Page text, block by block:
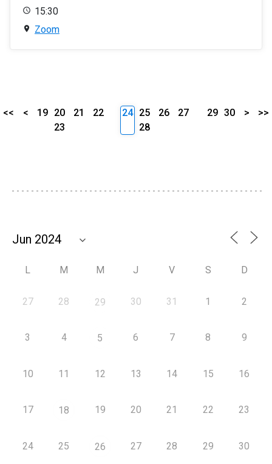
15:30
Zoom
<< < 19 20 21
22
23
24 25 26
27
28
29 30 > >>
L M M J V S D
27 28 29 30 31 1 2
3 4 5 6 7 8 9
10 11 12 13 14 15 16
17 18 19 20 21 22 23
24 25 26 27 28 29 30